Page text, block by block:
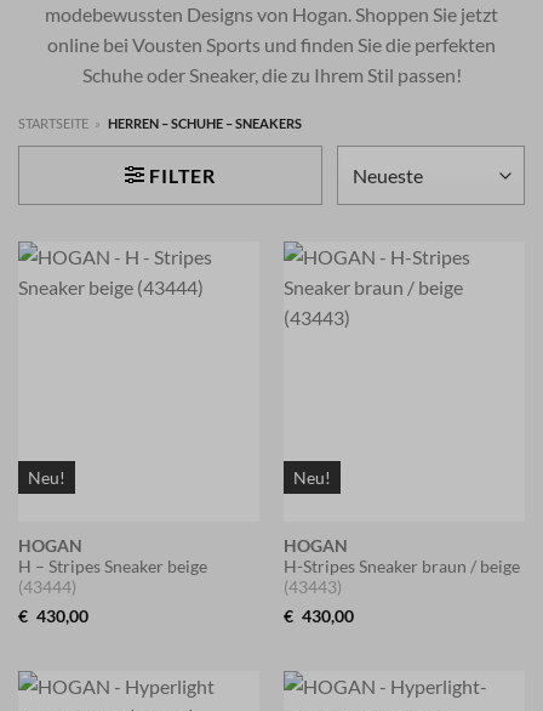
modebewussten Designs von Hogan. Shoppen Sie jetzt
online bei Vousten Sports und finden Sie die perfekten
Schuhe oder Sneaker, die zu Ihrem Stil passen!
STARTSEITE » HERREN – SCHUHE – SNEAKERS
FILTER
Neu!
HOGAN
H – Stripes Sneaker beige
(43444)
€ 430,00
Neu!
HOGAN
H-Stripes Sneaker braun / beige
(43443)
€ 430,00